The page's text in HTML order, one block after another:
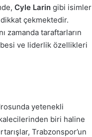
Cyle Larin gibi isimler
çekmektedir.
zamanda taraftarların
ve liderlik özellikleri
yetenekli
biri haline
Trabzonspor’un